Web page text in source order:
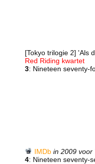
[Tokyo trilogie 2] 'Als
Red Riding kwartet
3: Nineteen seventy-
IMDb in 2009 voor
4: Nineteen seventy-